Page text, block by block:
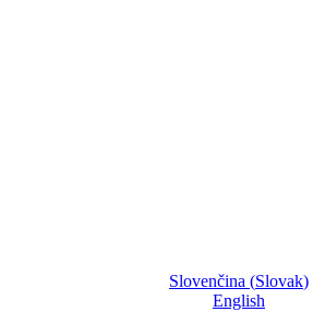
Slovenčina (Slovak)
English